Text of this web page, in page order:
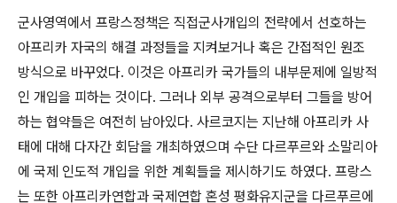
군사영역에서 프랑스정책은 직접군사개입의 전략에서 선호하는
아프리카 자국의 해결 과정들을 지켜보거나 혹은 간접적인 원조
방식으로 바꾸었다. 이것은 아프리카 국가들의 내부문제에 일방적
인 개입을 피하는 것이다. 그러나 외부 공격으로부터 그들을 방어
하는 협약들은 여전히 남아있다. 사르코지는 지난해 아프리카 사
태에 대해 다자간 회담을 개최하였으며 수단 다르푸르와 소말리아
에 국제 인도적 개입을 위한 계획들을 제시하기도 하였다. 프랑스
는 또한 아프리카연합과 국제연합 혼성 평화유지군을 다르푸르에